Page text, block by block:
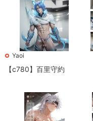
Yaoi
【c780】百里守約